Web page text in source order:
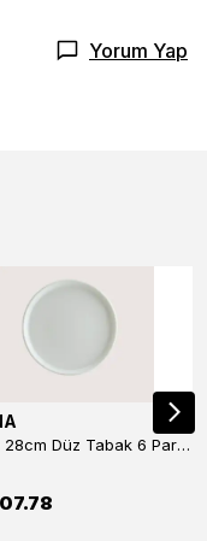
Yorum Yap
Hygge 28cm Düz Tabak 6 Parça